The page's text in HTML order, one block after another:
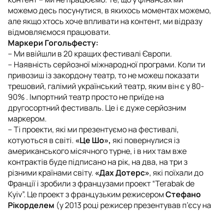
можемо десь посунутися, в якихось моментах можемо,
але якщо хтось хоче впливати на контент, ми відразу
відмовляємося працювати.
Маркери Гогольфесту:
– Ми ввійшли в 20 кращих фестивалі Європи.
– Наявність серйозної міжнародної програми. Коли ти
привозиш із закордону театр, то не можеш показати
трешовий, галімий український театр, яким він є у 80-
90% . Імпортний театр просто не приїде на
другосортний фестиваль. Це і є дуже серйозним
маркером.
– Ті проекти, які ми презентуємо на фестивалі,
котуються в світі. «Це Шо», які повернулися із
американського місячного турне, і в них там вже
контрактів буде підписано на рік, на два, на три з
різними країнами світу. «Дах Дотерс», які поїхали до
Франції і зробили з французами проект “Terabak de
Kyiv”. Це проект з французьким режисеромСтефано
Рікорделем (у 2013 році режисер презентував п’єсу на